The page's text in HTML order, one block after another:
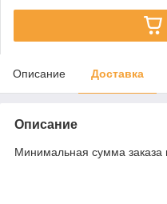
Описание Доставка
Описание
Минимальная сумма заказа